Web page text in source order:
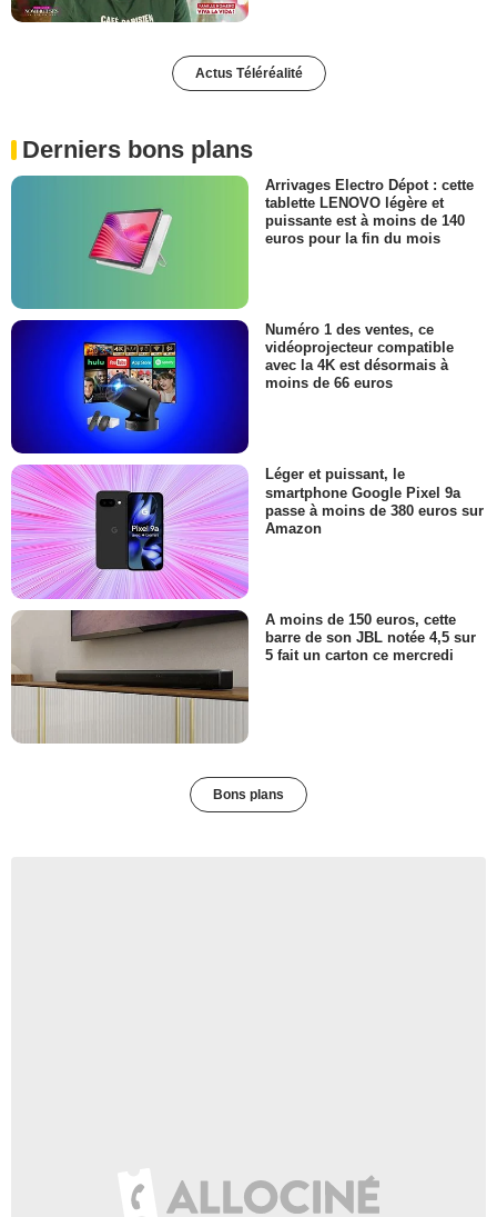
Actus Téléréalité
Derniers bons plans
Arrivages Electro Dépot : cette
tablette LENOVO légère et
puissante est à moins de 140
euros pour la fin du mois
Numéro 1 des ventes, ce
vidéoprojecteur compatible
avec la 4K est désormais à
moins de 66 euros
Léger et puissant, le
smartphone Google Pixel 9a
passe à moins de 380 euros sur
Amazon
A moins de 150 euros, cette
barre de son JBL notée 4,5 sur
5 fait un carton ce mercredi
Bons plans